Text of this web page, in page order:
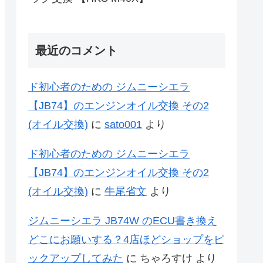
最近のコメント
ド初心者のための ジムニーシエラ
【JB74】のエンジンオイル交換 その2
(オイル交換) に sato001 より
ド初心者のための ジムニーシエラ
【JB74】のエンジンオイル交換 その2
(オイル交換) に 牛尾省文 より
ジムニーシエラ JB74W のECU書き換え
どこにお願いする？4店ほどショップをピ
ックアップしてみた に ちゃろすけ より